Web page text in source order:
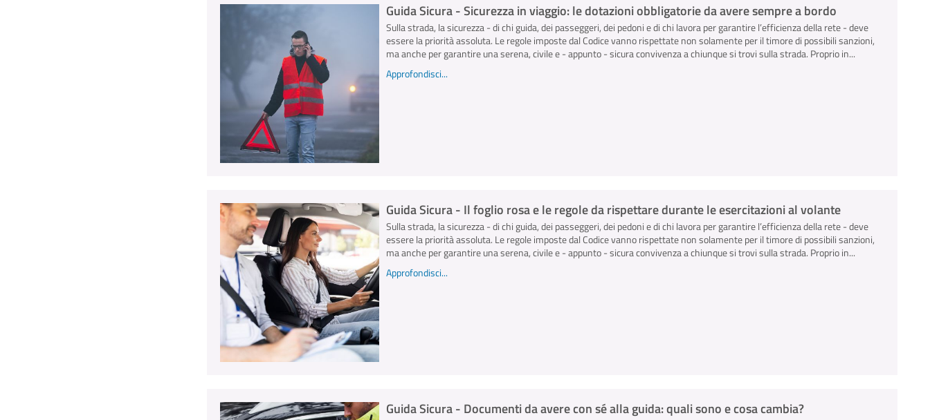
Guida Sicura - Sicurezza in viaggio: le dotazioni obbligatorie da avere sempre a bordo
Sulla strada, la sicurezza - di chi guida, dei passeggeri, dei pedoni e di chi lavora per garantire l’efficienza della rete - deve
essere la priorità assoluta. Le regole imposte dal Codice vanno rispettate non solamente per il timore di possibili sanzioni,
ma anche per garantire una serena, civile e - appunto - sicura convivenza a chiunque si trovi sulla strada. Proprio in...
Approfondisci...
Guida Sicura - Il foglio rosa e le regole da rispettare durante le esercitazioni al volante
Sulla strada, la sicurezza - di chi guida, dei passeggeri, dei pedoni e di chi lavora per garantire l’efficienza della rete - deve
essere la priorità assoluta. Le regole imposte dal Codice vanno rispettate non solamente per il timore di possibili sanzioni,
ma anche per garantire una serena, civile e - appunto - sicura convivenza a chiunque si trovi sulla strada. Proprio in...
Approfondisci...
Guida Sicura - Documenti da avere con sé alla guida: quali sono e cosa cambia?